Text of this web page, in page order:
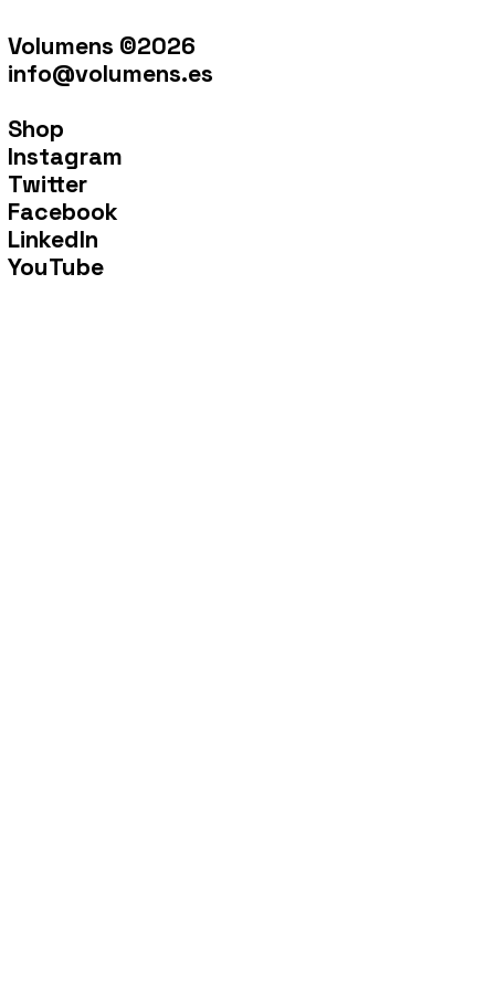
Volumens ©2026
info@volumens.es
Shop
Instagram
Twitter
Facebook
LinkedIn
YouTube